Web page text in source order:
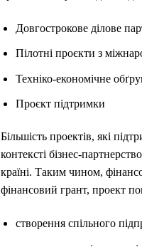
Довгострокове ділове
Пілотні проєкти з
Техніко-економічне
Проєкт підтримки
Більшість проектів, які
контексті бізнес-
країні. Таким чином,
фінансовий грант, проект
створення спільного